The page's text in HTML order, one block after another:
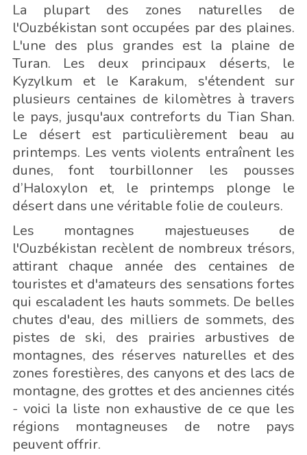
La plupart des zones naturelles de
l'Ouzbékistan sont occupées par des plaines.
L'une des plus grandes est la plaine de
Turan. Les deux principaux déserts, le
Kyzylkum et le Karakum, s'étendent sur
plusieurs centaines de kilomètres à travers
le pays, jusqu'aux contreforts du Tian Shan.
Le désert est particulièrement beau au
printemps. Les vents violents entraînent les
dunes, font tourbillonner les pousses
d’Haloxylon et, le printemps plonge le
désert dans une véritable folie de couleurs.
Les montagnes majestueuses de
l'Ouzbékistan recèlent de nombreux trésors,
attirant chaque année des centaines de
touristes et d'amateurs des sensations fortes
qui escaladent les hauts sommets. De belles
chutes d'eau, des milliers de sommets, des
pistes de ski, des prairies arbustives de
montagnes, des réserves naturelles et des
zones forestières, des canyons et des lacs de
montagne, des grottes et des anciennes cités
- voici la liste non exhaustive de ce que les
régions montagneuses de notre pays
peuvent offrir.